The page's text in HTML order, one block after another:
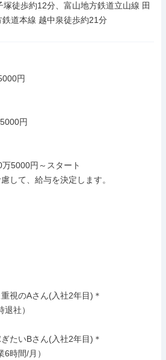
徒歩約12分、富山地方鉄道立山線 田
道本線 越中泉徒歩約21分
円
円
万5000円～スタート
して、給与を決定します。
視のAさん(入社2年目)＊
社）
たいBさん(入社2年目)＊
時間/月）